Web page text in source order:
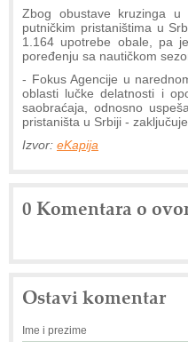
Zbog obustave kruzinga u
putničkim pristaništima u
1.164 upotrebe obale, pa
poređenju sa nautičkom
- Fokus Agencije u
oblasti lučke delatnosti i
saobraćaja, odnosno
pristaništa u Srbiji - zaključuje
Izvor: eKapija
0 Komentara o
Ostavi komentar
Ime i prezime